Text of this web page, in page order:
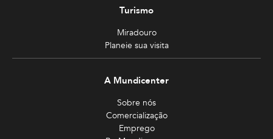
Turismo
Miradouro
Planeie sua visita
A Mundicenter
Sobre nós
Comercialização
Emprego